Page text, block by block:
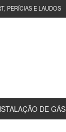
PERÍCIAS E LAUDOS
DE GÁS